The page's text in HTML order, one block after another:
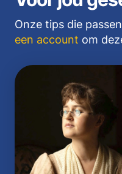
Onze tips die
een account om